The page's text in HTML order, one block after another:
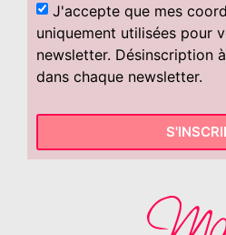
J'accepte que mes
uniquement utilisées pour
newsletter. Désinscription
dans chaque newsletter.